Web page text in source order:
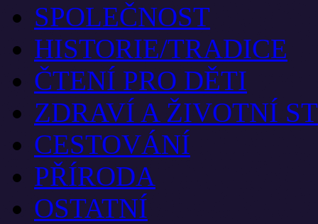
SPOLEČNOST
HISTORIE/TRADICE
ČTENÍ PRO DĚTI
ZDRAVÍ A ŽIVOTNÍ
CESTOVÁNÍ
PŘÍRODA
OSTATNÍ